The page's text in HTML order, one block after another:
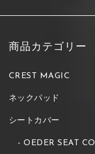
商品カテゴリー
CREST MAGIC
ネックパッド
シートカバー
OEDER SEAT